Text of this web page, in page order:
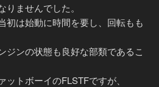
ませんでした。
初は始動に時間を要し、回転もも
ジンの状態も良好な部類であるこ
トボーイのFLSTFですが、